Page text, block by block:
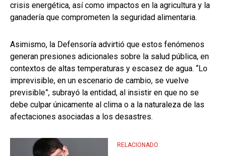
crisis energética, así como impactos en la agricultura y la
ganadería que comprometen la seguridad alimentaria.
Asimismo, la Defensoría advirtió que estos fenómenos
generan presiones adicionales sobre la salud pública, en
contextos de altas temperaturas y escasez de agua. “Lo
imprevisible, en un escenario de cambio, se vuelve
previsible”, subrayó la entidad, al insistir en que no se
debe culpar únicamente al clima o a la naturaleza de las
afectaciones asociadas a los desastres.
RELACIONADO